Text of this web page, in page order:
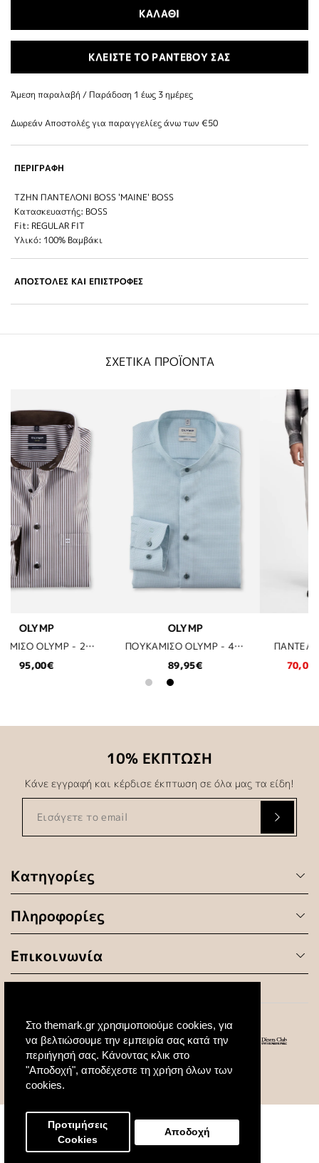
Στο themark.gr χρησιμοποιούμε cookies, για
να βελτιώσουμε την εμπειρία σας κατά την
περιήγησή σας. Κάνοντας κλικ στο
"Αποδοχή", αποδέχεστε τη χρήση όλων των
cookies.
Προτιμήσεις
Cookies
Αποδοχή
ΚΑΛΑΘΙ
ΚΛΕΙΣΤΕ ΤΟ ΡΑΝΤΕΒΟΥ ΣΑΣ
Άμεση παραλαβή / Παράδoση 1 έως 3 ημέρες
Δωρεάν Αποστολές για παραγγελίες άνω των €50
ΠΕΡΙΓΡΑΦΗ
ΤΖΗΝ ΠΑΝΤΕΛΟΝΙ BOSS 'MAINE' BOSS
Κατασκευαστής: BOSS
Fit: REGULAR FIT
Υλικό: 100% Βαμβάκι
ΑΠΟΣΤΟΛΕΣ ΚΑΙ ΕΠΙΣΤΡΟΦΕΣ
ΣΧΕΤΙΚΑ ΠΡΟΪΟΝΤΑ
ΠΟΥΚΑΜΙΣΟ OLYMP - 45 ΕΜΠΡΙΜΕ
ΠΑΝΤΕΛΟΝΙ HUGO - 102 ΛΕΥΚΟ
30% 129,95€
Κατηγορίες
Πληροφορίες
Επικοινωνία
10% ΕΚΠΤΩΣΗ
Κάνε εγγραφή και κέρδισε έκπτωση σε όλα μας τα είδη!
© 2020 All Rights Reserved. Created by